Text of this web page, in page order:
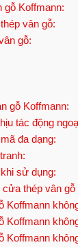
gỗ Koffmann:
vân gỗ:
gỗ:
gỗ Koffmann:
tác động
đa dạng:
sử dụng:
thép vân gỗ
Koffmann
Koffmann
Koffmann